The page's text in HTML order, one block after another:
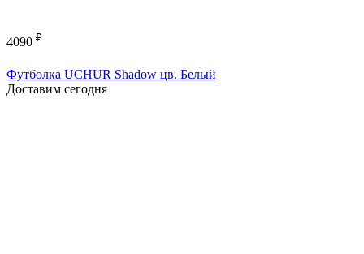
4090 ₽
Футболка UCHUR Shadow цв. Белый
Доставим сегодня